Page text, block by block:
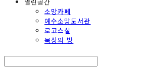
소망카페
예수소망도서관
로고스실
묵상의 방